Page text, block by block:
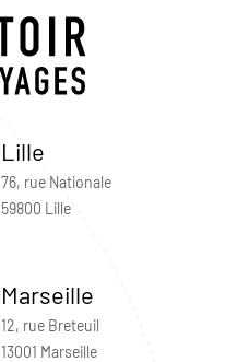
Lille
76, rue Nationale
59800 Lille
Marseille
12, rue Breteuil
13001 Marseille